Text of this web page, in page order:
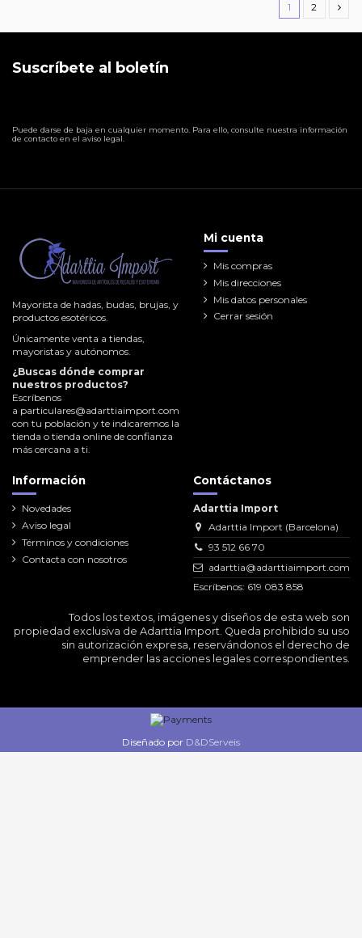
1 2
Suscríbete al boletín
Puede darse de baja en cualquier momento. Para ello, consulte nuestra información
de contacto en el aviso legal.
Mayorista de hadas, budas, brujas, y
productos esotéricos.
Únicamente venta a tiendas,
mayoristas y autónomos.
¿Buscas dónde comprar
nuestros productos?
Escríbenos
a particulares@adarttiaimport.com
con tu población y te indicaremos la
tienda o tienda online de confianza
más cercana a ti.
Mi cuenta
Mis compras
Mis direcciones
Mis datos personales
Cerrar sesión
Información
Novedades
Aviso legal
Términos y condiciones
Contacta con nosotros
Contáctanos
Adarttia Import
Adarttia Import (Barcelona)
93 512 66 70
adarttia@adarttiaimport.com
Escríbenos: 619 083 858
Todos los textos, imágenes y diseños de esta web son
propiedad exclusiva de Adarttia Import. Queda prohibido su uso
sin autorización expresa, reservándonos el derecho de
emprender las acciones legales correspondientes.
Diseñado por D&DServeis